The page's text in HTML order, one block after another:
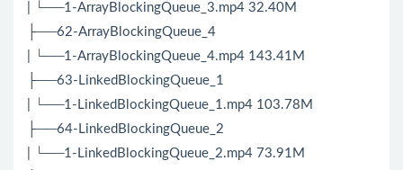
| └──1-ArrayBlockingQueue_3.mp4 32.40M
├──62-ArrayBlockingQueue_4
| └──1-ArrayBlockingQueue_4.mp4 143.41M
├──63-LinkedBlockingQueue_1
| └──1-LinkedBlockingQueue_1.mp4 103.78M
├──64-LinkedBlockingQueue_2
| └──1-LinkedBlockingQueue_2.mp4 73.91M